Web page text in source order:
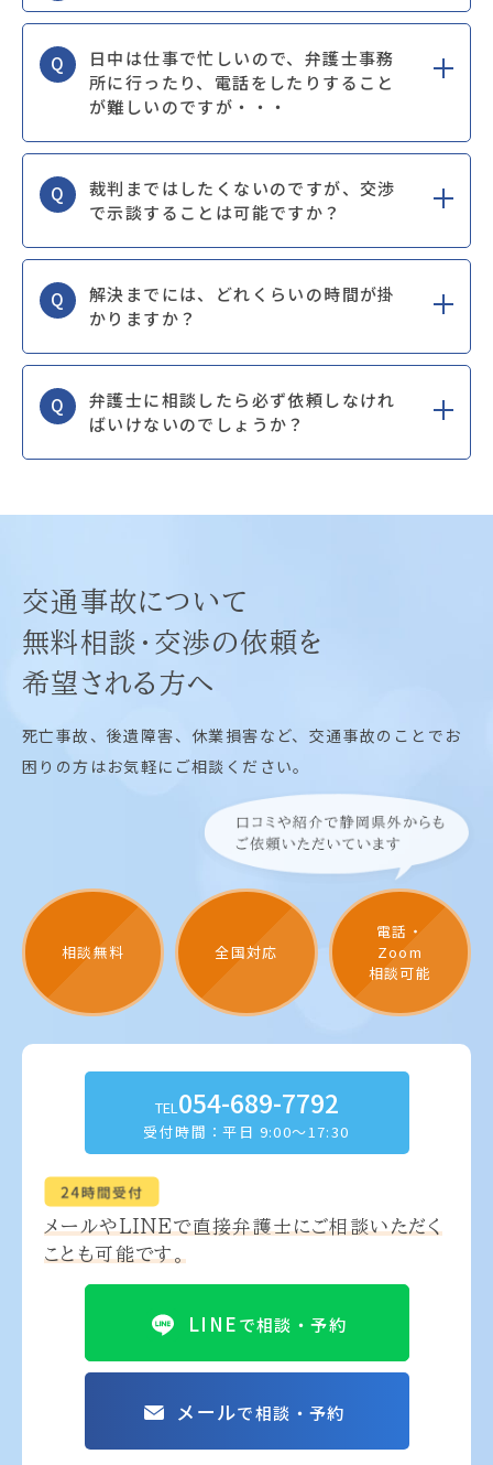
Q
日中は仕事で忙しいので、弁護士事務
所に行ったり、電話をしたりすること
が難しいのですが・・・
Q
裁判まではしたくないのですが、交渉
で示談することは可能ですか？
Q
解決までには、どれくらいの時間が掛
かりますか？
Q
弁護士に相談したら必ず依頼しなけれ
ばいけないのでしょうか？
交通事故について
無料相談・交渉の依頼を
希望される方へ
死亡事故、後遺障害、休業損害など、交通事故のことでお
困りの方はお気軽にご相談ください。
相談無料 全国対応
電話・
Zoom
相談可能
TEL 054-689-7792
受付時間：平日 9:00～17:30
メールやLINEで直接弁護士にご相談いただく
ことも可能です。
LINEで相談・予約
メールで相談・予約